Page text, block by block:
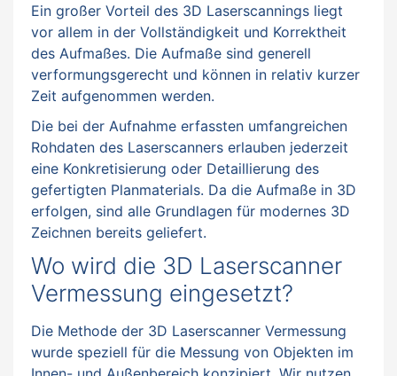
Ein großer Vorteil des 3D Laserscannings liegt
vor allem in der Vollständigkeit und Korrektheit
des Aufmaßes. Die Aufmaße sind generell
verformungsgerecht und können in relativ kurzer
Zeit aufgenommen werden.
Die bei der Aufnahme erfassten umfangreichen
Rohdaten des Laserscanners erlauben jederzeit
eine Konkretisierung oder Detaillierung des
gefertigten Planmaterials. Da die Aufmaße in 3D
erfolgen, sind alle Grundlagen für modernes 3D
Zeichnen bereits geliefert.
Wo wird die 3D Laserscanner
Vermessung eingesetzt?
Die Methode der 3D Laserscanner Vermessung
wurde speziell für die Messung von Objekten im